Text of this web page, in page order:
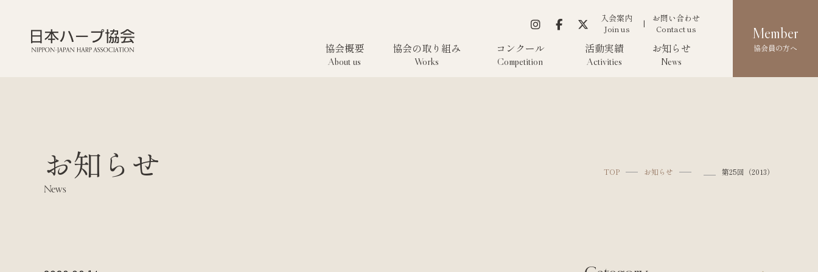
入会案内
Join us
お問い合わせ
Contact us
協会概要
About us
協会の取り組み
Works
コンクール
Competition
活動実績
Activities
お知らせ
News
Member
協会員の方へ
お知らせ
News
TOP お知らせ 第25回（2013）